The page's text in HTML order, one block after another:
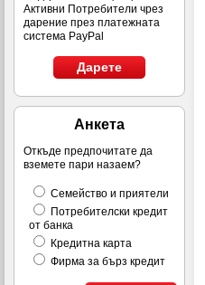
Активни Потребители чрез
дарение през платежната
система PayPal
Дарете
Анкета
Откъде предпочитате да
вземете пари назаем?
Семейство и приятели
Потребителски кредит
от банка
Кредитна карта
Фирма за бърз кредит